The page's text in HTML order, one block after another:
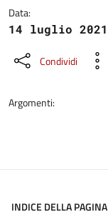
Data:
14 luglio 2021
Condividi
Argomenti:
INDICE DELLA PAGINA